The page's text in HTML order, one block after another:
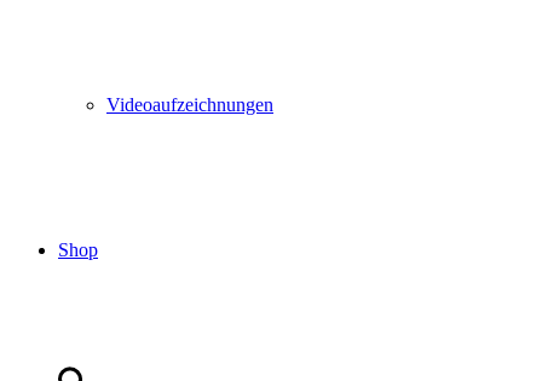
Videoaufzeichnungen
Shop